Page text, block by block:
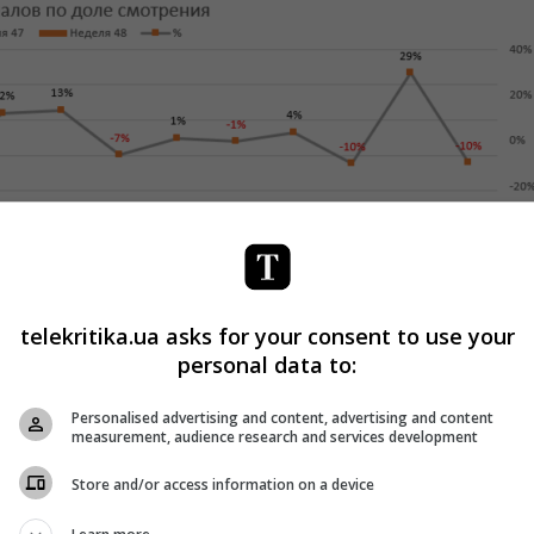
ICTV. На четверте місце повертається СТБ,
«Інтер», ТЕТ і «Мега» ростуть, інші падають,
telekritika.ua asks for your consent to use your
personal data to:
Personalised advertising and content, advertising and content
measurement, audience research and services development
Store and/or access information on a device